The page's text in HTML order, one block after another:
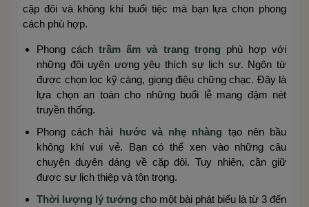
cặp đôi và không khí buổi tiệc mà bạn lựa chọn phong
cách phù hợp.
Phong cáchtrầm ấm và trang trọng phù hợp với
những đôi uyên ương yêu thích sự lịch sự. Ngôn từ
được chọn lọc kỹ càng, giọng điệu chững chạc. Đây là
lựa chọn an toàn cho những buổi lễ mang đậm nét
truyền thống.
Phong cách hài hước và nhẹ nhàng tạo nên bầu
không khí vui vẻ. Bạn có thể xen vào những câu
chuyện duyên dáng về cặp đôi. Tuy nhiên, cần giữ
được sự lịch thiệp và tôn trọng.
Thời lượng lý tưởng cho một bài phát biểu là từ 3 đến